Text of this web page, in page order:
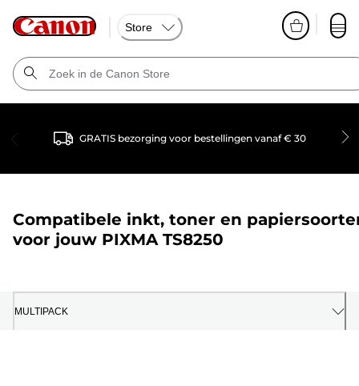
Store
GRATIS bezorging voor bestellingen vanaf € 30
Compatibele inkt, toner en
voor jouw PIXMA TS8250
MULTIPACK